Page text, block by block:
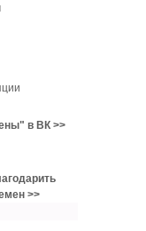
в ВК >>
>>